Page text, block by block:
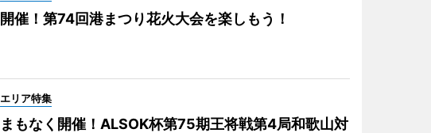
開催！第74回港まつり花火大会を楽しもう！
エリア特集
まもなく開催！ALSOK杯第75期王将戦第4局和歌山対